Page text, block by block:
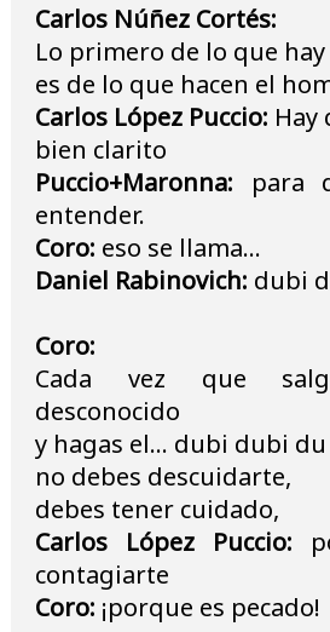
Carlos Núñez Cortés:
Lo primero de lo que
es de lo que hacen el
Carlos López Puccio: Hay
bien clarito
Puccio+Maronna: para
entender.
Coro: eso se llama...
Daniel Rabinovich: dubi
Coro:
Cada vez que
desconocido
y hagas el... dubi dubi du
no debes descuidarte,
debes tener cuidado,
Carlos López Puccio:
contagiarte
Coro: ¡porque es pecado!